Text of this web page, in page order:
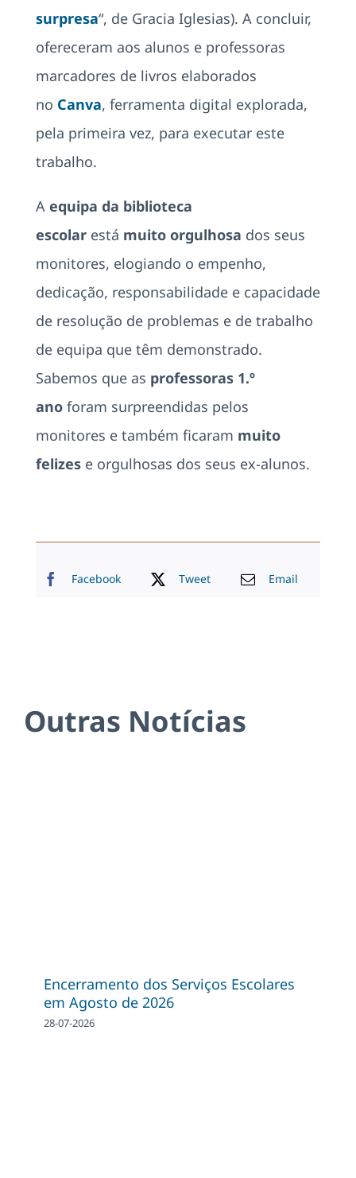
surpresa“, de Gracia Iglesias). A concluir,
ofereceram aos alunos e professoras
marcadores de livros elaborados
no Canva, ferramenta digital explorada,
pela primeira vez, para executar este
trabalho.
A equipa da biblioteca
escolarestá muito orgulhosa dos seus
monitores, elogiando o empenho,
dedicação, responsabilidade e capacidade
de resolução de problemas e de trabalho
de equipa que têm demonstrado.
Sabemos que as professoras 1.º
anoforam surpreendidas pelos
monitores e também ficaram muito
felizese orgulhosas dos seus ex-alunos.
Facebook Tweet Email
Outras Notícias
Encerramento dos Serviços Escolares
em Agosto de 2026
28-07-2026